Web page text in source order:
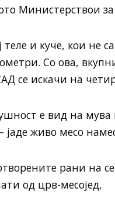
Министерствои за
теле и куче, кои не
Со ова,
се искачи на
е вид на мува
јаде живо месо
рани на
од црв-месојед,